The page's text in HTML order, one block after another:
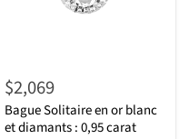
$2,069
Bague Solitaire en or blanc
et diamants : 0,95 carat